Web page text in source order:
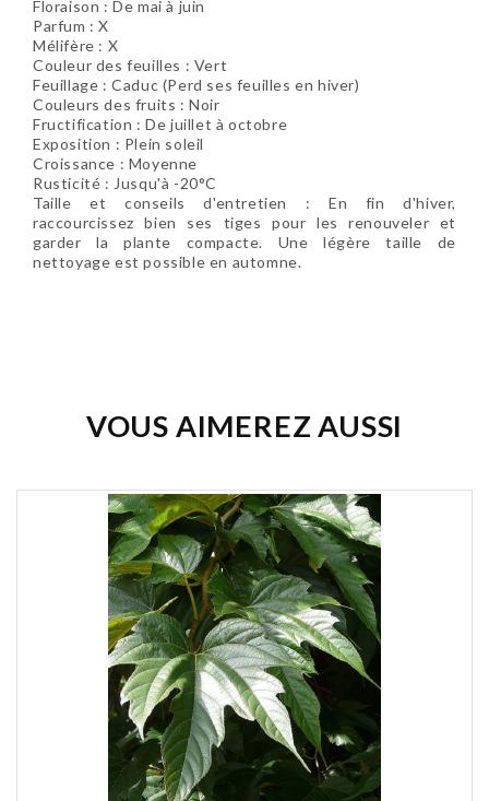
Floraison : De mai à juin
Parfum : X
Mélifère : X
Couleur des feuilles : Vert
Feuillage : Caduc (Perd ses feuilles en hiver)
Couleurs des fruits : Noir
Fructification : De juillet à octobre
Exposition : Plein soleil
Croissance : Moyenne
Rusticité : Jusqu'à -20°C
Taille et conseils d'entretien : En fin d'hiver,
raccourcissez bien ses tiges pour les renouveler et
garder la plante compacte. Une légère taille de
nettoyage est possible en automne.
VOUS AIMEREZ AUSSI